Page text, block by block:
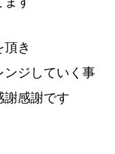
き
ンジしていく事
謝感謝です